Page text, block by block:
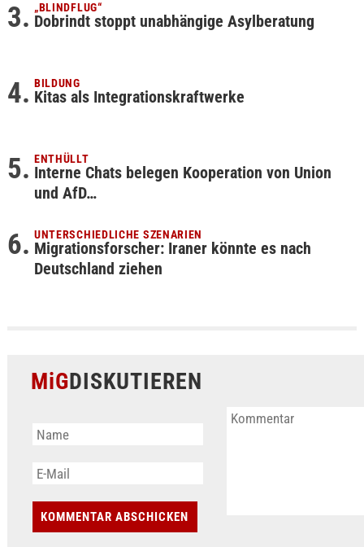
„BLINDFLUG“
Dobrindt stoppt unabhängige Asylberatung
BILDUNG
Kitas als Integrationskraftwerke
ENTHÜLLT
Interne Chats belegen Kooperation von Union
und AfD…
UNTERSCHIEDLICHE SZENARIEN
Migrationsforscher: Iraner könnte es nach
Deutschland ziehen
MiGDISKUTIEREN